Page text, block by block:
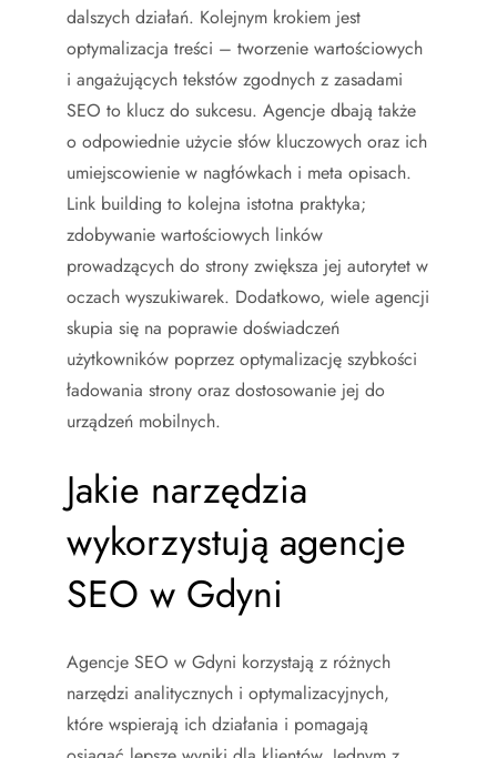
dalszych działań. Kolejnym krokiem jest
optymalizacja treści – tworzenie wartościowych
i angażujących tekstów zgodnych z zasadami
SEO to klucz do sukcesu. Agencje dbają także
o odpowiednie użycie słów kluczowych oraz ich
umiejscowienie w nagłówkach i meta opisach.
Link building to kolejna istotna praktyka;
zdobywanie wartościowych linków
prowadzących do strony zwiększa jej autorytet w
oczach wyszukiwarek. Dodatkowo, wiele agencji
skupia się na poprawie doświadczeń
użytkowników poprzez optymalizację szybkości
ładowania strony oraz dostosowanie jej do
urządzeń mobilnych.
Jakie narzędzia
wykorzystują agencje
SEO w Gdyni
Agencje SEO w Gdyni korzystają z różnych
narzędzi analitycznych i optymalizacyjnych,
które wspierają ich działania i pomagają